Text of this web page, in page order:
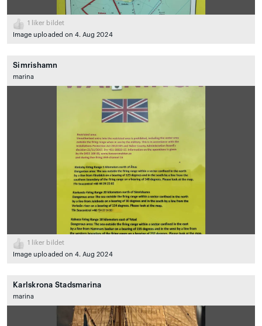
1
liker bildet
Image uploaded on 4. Aug 2024
Simrishamn
marina
1
liker bildet
Image uploaded on 4. Aug 2024
Karlskrona Stadsmarina
marina